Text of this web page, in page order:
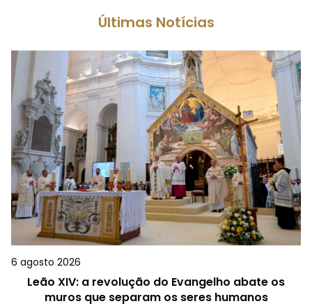
Últimas Notícias
6 agosto 2026
Leão XIV: a revolução do Evangelho abate os
muros que separam os seres humanos